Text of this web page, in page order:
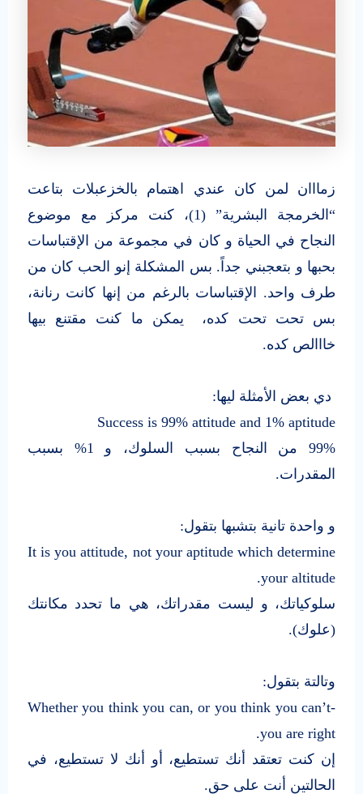
زمااان لمن كان عندي اهتمام بالخزعبلات بتاعت
“الخرمجة البشرية” (1)، كنت مركز مع موضوع
النجاح في الحياة و كان في مجموعة من الإقتباسات
بحبها و بتعجبني جداً. بس المشكلة إنو الحب كان من
طرف واحد. الإقتباسات بالرغم من إنها كانت رنانة،
بس تحت تحت كده، يمكن ما كنت مقتنع بيها
خااالص كده.
دي بعض الأمثلة ليها:
Success is 99% attitude and 1% aptitude
99% من النجاح بسبب السلوك، و 1% بسبب
المقدرات.
و واحدة تانية بتشبها بتقول:
It is you attitude, not your aptitude which determine
your altitude.
سلوكياتك، و ليست مقدراتك، هي ما تحدد مكانتك
(علوك).
وتالتة بتقول:
Whether you think you can, or you think you can’t-
you are right.
إن كنت تعتقد أنك تستطيع، أو أنك لا تستطيع، في
الحالتين أنت على حق.